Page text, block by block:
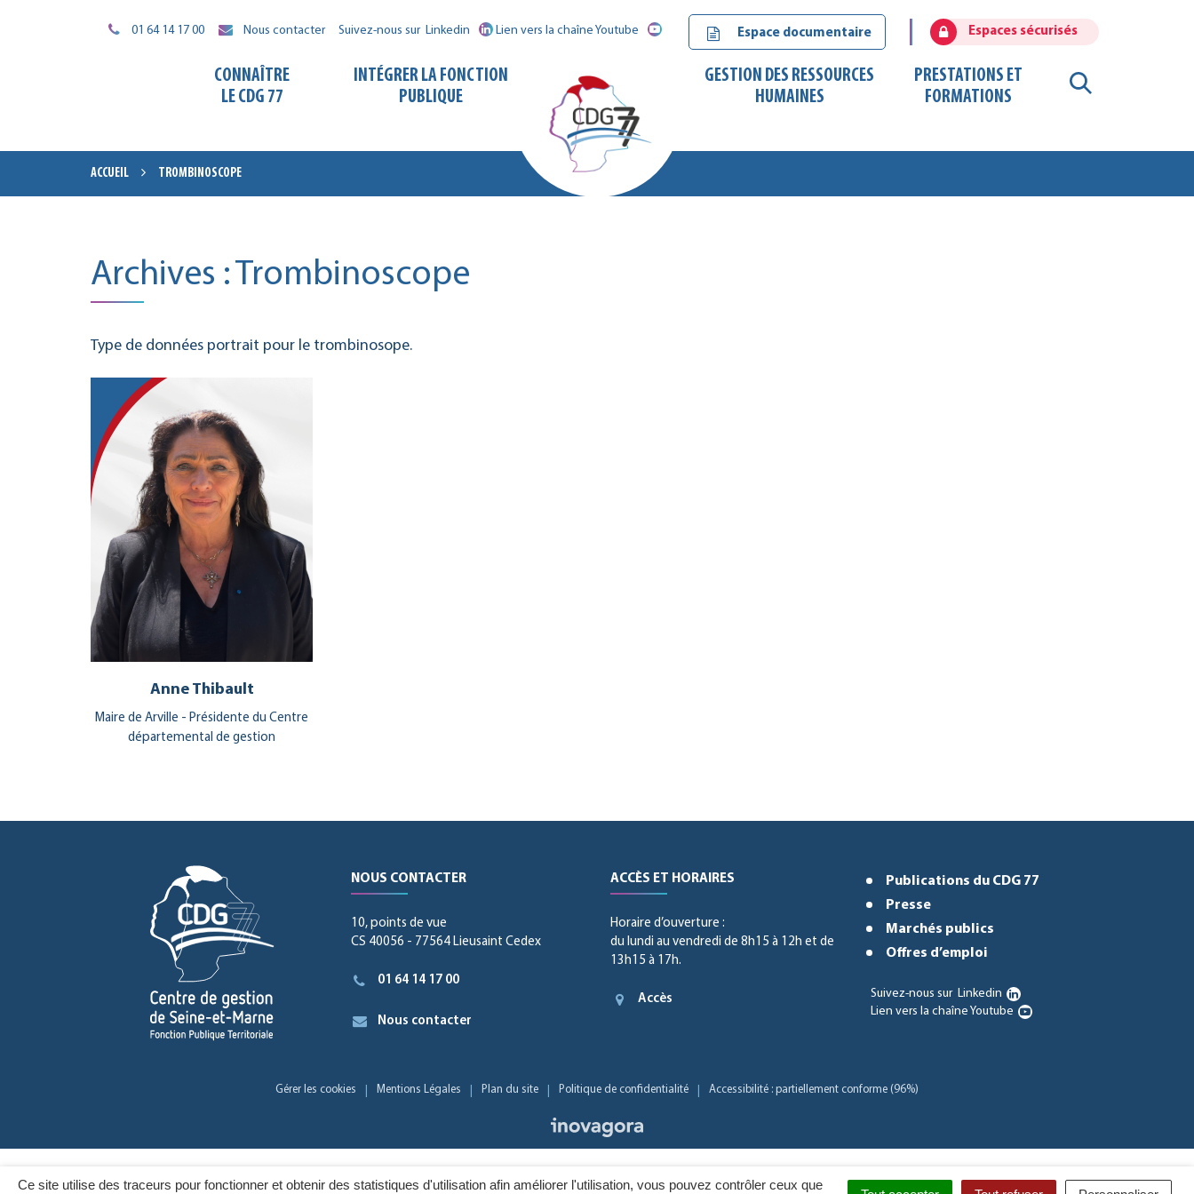
Ce site utilise des traceurs pour fonctionner et obtenir des statistiques d'utilisation afin améliorer l'utilisation, vous pouvez contrôler ceux que
01 64 14 17 00 Nous contacter Suivez-nous sur Linkedin Lien vers la chaîne Youtube Espace documentaire Espaces sécurisés
CDG
CONNAÎTRE
LE CDG 77
INTÉGRER LA FONCTION
PUBLIQUE
GESTION DES RESSOURCES
HUMAINES
PRESTATIONS ET
FORMATIONS
ACCUEIL TROMBINOSCOPE
Archives : Trombinoscope
Type de données portrait pour le trombinosope.
Anne Thibault
Maire de Arville - Présidente du Centre
départemental de gestion
NOUS CONTACTER
10, points de vue
CS 40056 - 77564 Lieusaint Cedex
01 64 14 17 00
Nous contacter
ACCÈS ET HORAIRES
Horaire d’ouverture :
du lundi au vendredi de 8h15 à 12h et de
13h15 à 17h.
Accès
Publications du CDG 77
Presse
Marchés publics
Offres d’emploi
Suivez-nous sur Linkedin
Lien vers la chaîne Youtube
Gérer les cookies Mentions Légales Plan du site Politique de confidentialité Accessibilité : partiellement conforme (96%)
Inovagora